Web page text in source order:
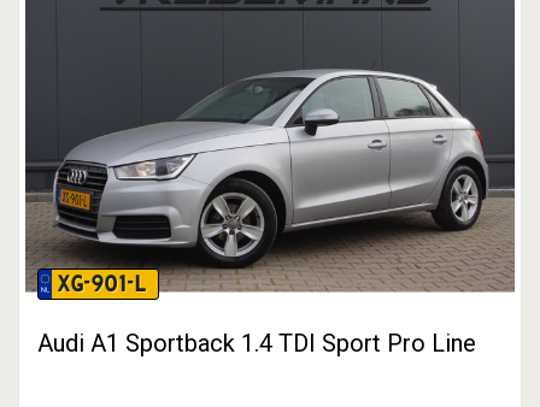
XG-901-L
Audi A1 Sportback 1.4 TDI Sport Pro Line